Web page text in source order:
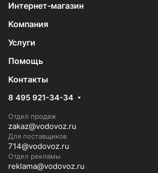
Интернет-магазин
Компания
Услуги
Помощь
Контакты
8 495 921-34-34
Отдел продаж
zakaz@vodovoz.ru
Для поставщиков
714@vodovoz.ru
Отдел рекламы
reklama@vodovoz.ru